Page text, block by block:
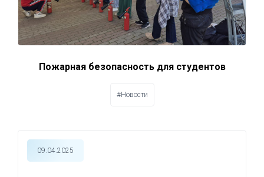
Пожарная безопасность для студентов
#Новости
09.04.2025